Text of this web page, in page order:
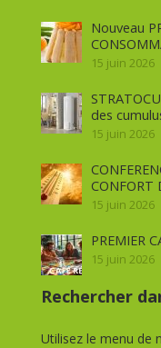
Nouveau
15 juin 2026
des
15 juin 2026
CONFORT
15 juin 2026
PREMIER
15 juin 2026
Rechercher
Utilisez le menu de